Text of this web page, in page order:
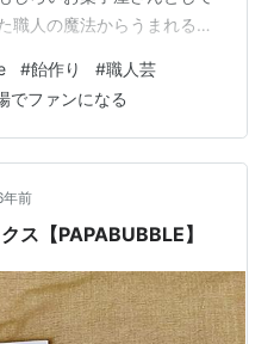
職人の魔法からうまれるア
プにはキラキラとした宝石
てそれは全て職人の手で
現在、PAPABUBBLEには
職人がおり日々修行を重
や実演パフォーマンスを
#飴作り #職人芸
でファンになる
年前
ス【PAPABUBBLE】